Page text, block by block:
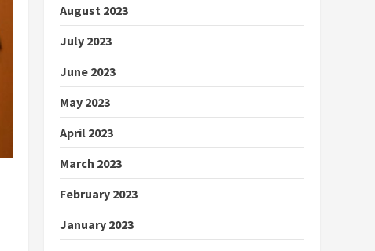
August 2023
July 2023
June 2023
May 2023
April 2023
March 2023
February 2023
January 2023